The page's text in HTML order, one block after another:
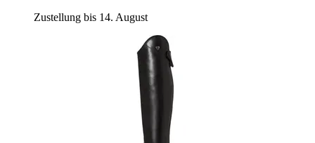
Zustellung bis 14. August